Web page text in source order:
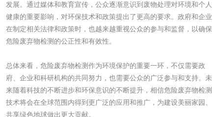
发展。通过媒体和教育宣传，公众逐渐意识到废物处理对环境和个人
健康的重要影响，对环保技术和政策提出了更高的要求。政府和企业
在制定相关法律和政策时，也越来越重视公众的参与和监督，以确保
危险废弃物检测的公正性和有效性。
总体来看，危险废弃物检测作为环境保护的重要一环，不仅需要政
府、企业和科研机构的共同努力，也需要公众的广泛参与和支持。未
来随着科技的不断进步和环保意识的不断提升，相信危险废弃物检测
技术将会在全球范围内得到更广泛的应用和推广，为建设美丽家园、
共享绿色地球做出更大贡献。
碳酸钙检测
活性炭
活性炭检测 煤质颗粒活性炭检
测
脱硫脱硝活性炭检
煤质活性炭检测